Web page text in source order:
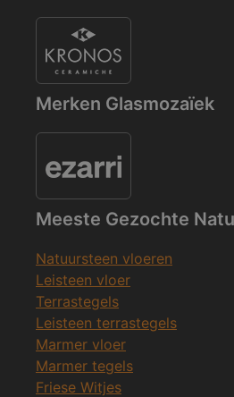
Merken Glasmozaïek
Meeste Gezochte
Natuursteen vloeren
Leisteen vloer
Terrastegels
Leisteen terrastegels
Marmer vloer
Marmer tegels
Friese Witjes